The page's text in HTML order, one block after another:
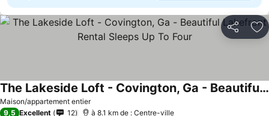
Partager
Maison/appartement entier
The Lakeside Loft - Covington, Ga - Beautiful Lakefront Rental Sleeps Up To Four
Consulter les prix
9,5 Excellent 12 à 8.1 km de : Centre-ville